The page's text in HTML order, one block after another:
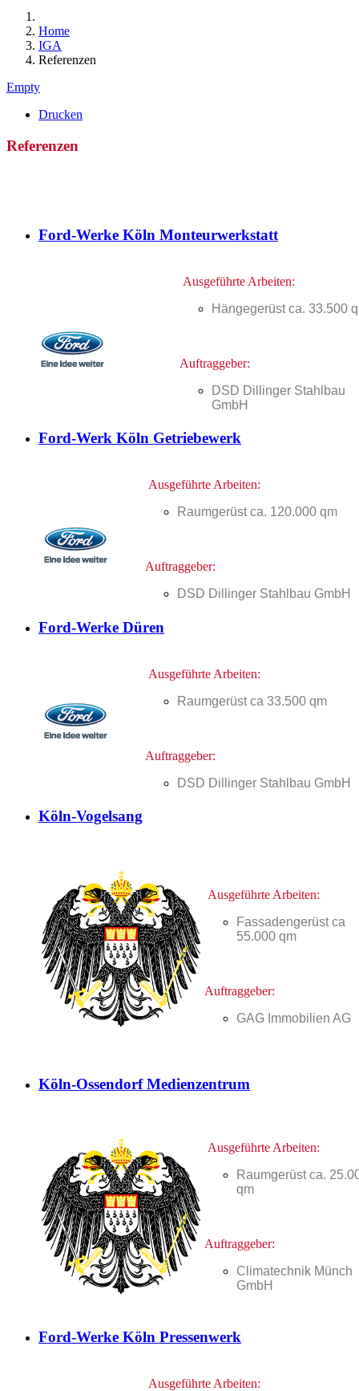
Home
IGA
Referenzen
Empty
Drucken
Referenzen
Ford-Werke Köln Monteurwerkstatt
Ausgeführte Arbeiten:
Hängegerüst ca. 33.500
Auftraggeber:
DSD Dillinger Stahlbau
GmbH
Ford-Werk Köln Getriebewerk
Ausgeführte Arbeiten:
Raumgerüst ca. 120.000 qm
Auftraggeber:
DSD Dillinger Stahlbau GmbH
Ford-Werke Düren
Ausgeführte Arbeiten:
Raumgerüst ca 33.500 qm
Auftraggeber:
DSD Dillinger Stahlbau GmbH
Köln-Vogelsang
Ausgeführte Arbeiten:
Fassadengerüst ca
55.000 qm
Auftraggeber:
GAG Immobilien AG
Köln-Ossendorf Medienzentrum
Ausgeführte Arbeiten:
Raumgerüst ca.
qm
Auftraggeber:
Climatechnik Münch
GmbH
Ford-Werke Köln Pressenwerk
Ausgeführte Arbeiten: